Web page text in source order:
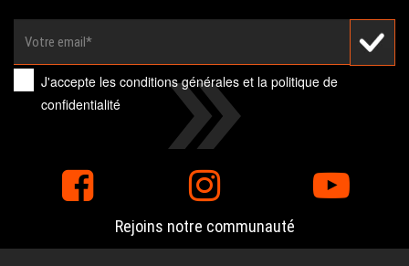
J'accepte lesconditions générales et lapolitique de
confidentialité
Rejoins notre communauté